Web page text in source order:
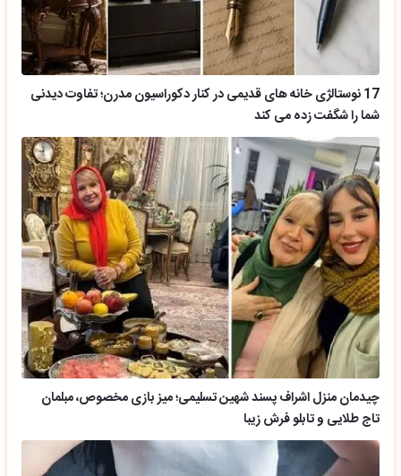
17 نوستالژی خانه های قدیمی در کنار دکوراسیون مدرن؛ تفاوت دیدنی
شما را شگفت زده می کند
چیدمان منزل اشراف پسند شهین تسلیمی؛ میز بازی مخصوص، مبلمان
تاج طلایی و تابلو فرش زیبا